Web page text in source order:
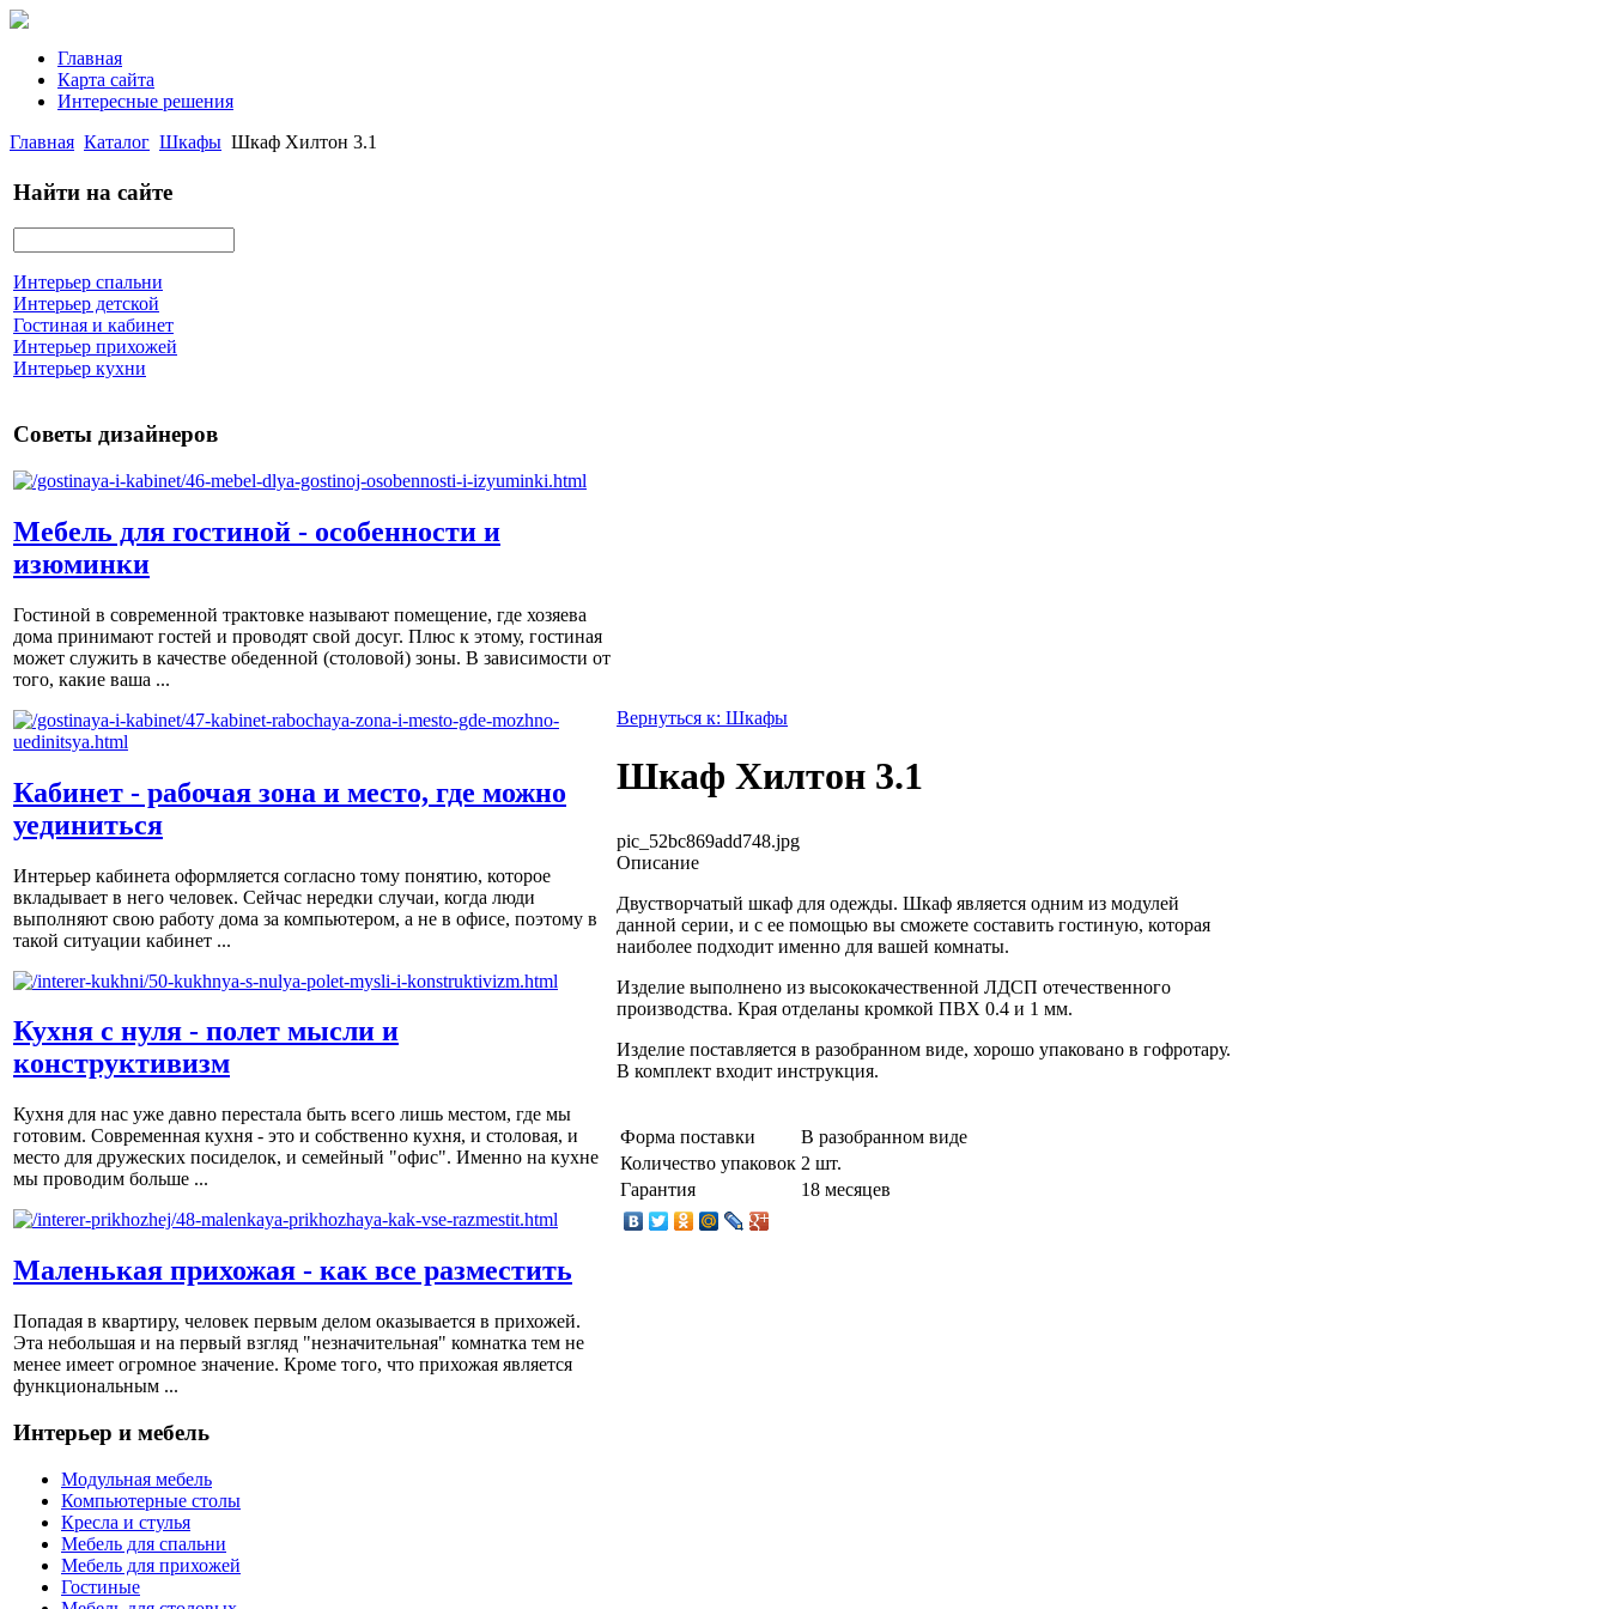
Главная
Карта сайта
Интересные решения
Главная Каталог Шкафы Шкаф Хилтон 3.1
Найти на сайте
Интерьер спальни
Интерьер детской
Гостиная и кабинет
Интерьер прихожей
Интерьер кухни
Советы дизайнеров
Мебель для гостиной - особенности и
изюминки
Гостиной в современной трактовке называют помещение, где хозяева
дома принимают гостей и проводят свой досуг. Плюс к этому, гостиная
может служить в качестве обеденной (столовой) зоны. В зависимости от
того, какие ваша ...
Кабинет - рабочая зона и место, где можно
уединиться
Интерьер кабинета оформляется согласно тому понятию, которое
вкладывает в него человек. Сейчас нередки случаи, когда люди
выполняют свою работу дома за компьютером, а не в офисе, поэтому в
такой ситуации кабинет ...
Кухня с нуля - полет мысли и
конструктивизм
Кухня для нас уже давно перестала быть всего лишь местом, где мы
готовим. Современная кухня - это и собственно кухня, и столовая, и
место для дружеских посиделок, и семейный "офис". Именно на кухне
мы проводим больше ...
Маленькая прихожая - как все разместить
Попадая в квартиру, человек первым делом оказывается в прихожей.
Эта небольшая и на первый взгляд "незначительная" комнатка тем не
менее имеет огромное значение. Кроме того, что прихожая является
функциональным ...
Интерьер и мебель
Модульная мебель
Компьютерные столы
Кресла и стулья
Мебель для спальни
Мебель для прихожей
Гостиные
Вернуться к: Шкафы
Шкаф Хилтон 3.1
pic_52bc869add748.jpg
Описание
Двустворчатый шкаф для одежды. Шкаф является одним из модулей
данной серии, и с ее помощью вы сможете составить гостиную, которая
наиболее подходит именно для вашей комнаты.
Изделие выполнено из высококачественной ЛДСП отечественного
производства. Края отделаны кромкой ПВХ 0.4 и 1 мм.
Изделие поставляется в разобранном виде, хорошо упаковано в гофротару.
В комплект входит инструкция.
Форма поставки
В разобранном виде
Количество упаковок 2 шт.
Гарантия
18 месяцев